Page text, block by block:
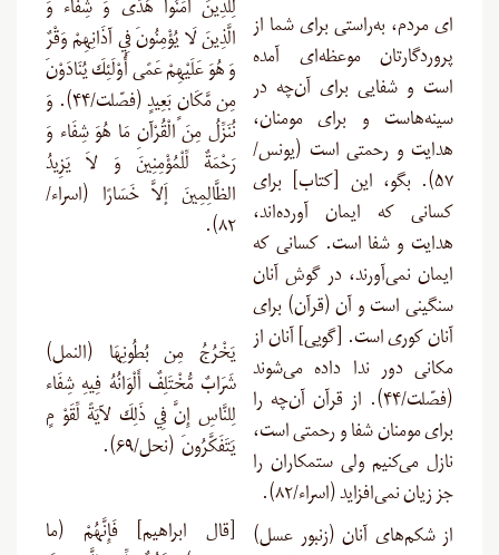
ای مردم، به‌راستی برای شما از
پروردگارتان موعظه‌ای آمده
است و شفایی برای آن‌چه در
سینه‌هاست و برای مومنان،
هدایت و رحمتی است (یونس/
۵۷). بگو، این [کتاب] برای
کسانی که ایمان آورده‌اند،
هدایت و شفا است. کسانی که
ایمان نمی‌آورند، در گوش آنان
سنگینی است و آن (قرآن) برای
آنان کوری است. [گویی] آنان از
مکانی دور ندا داده می‌شوند
(فصّلت/۴۴). از قرآن آن‌چه را
برای مومنان شفا و رحمتی است،
نازل می‌کنیم ولی ستمکاران را
جز زیان نمی‌افزاید (اسراء/۸۲
).
از شکم‌های آنان (زنبور عسل)
لِلَّذِينَ آمَنُوا هُدًى وَ شِفَاء وَ
الَّذِينَ لَا يُؤْمِنُونَ فِي آذَانِهِمْ وَقْرٌ
وَ هُوَ عَلَيْهِمْ عَمًى أُوْلَئِكَ يُنَادَوْنَ
مِن مَّكَانٍ بَعِيدٍ (فصّلت/۴۴). وَ
نُنَزِّلُ مِنَ الْقُرْآنِ مَا هُوَ شِفَاء وَ
رَحْمَةٌ لِّلْمُؤْمِنِينَ وَ لاَ يَزِيدُ
الظَّالِمِينَ إَلاَّ خَسَارًا (اسراء/
۸۲).
يَخْرُجُ مِن بُطُونِهَا (النمل)
شَرَابٌ مُّخْتَلِفٌ أَلْوَانُهُ فِيهِ شِفَاء
لِلنَّاسِ إِنَّ فِي ذَلِكَ لآيَةً لِّقَوْ مٍ
يَتَفَكَّرُونَ (نحل/۶۹).
[قال ابراهیم] فَإِنَّهُمْ (ما